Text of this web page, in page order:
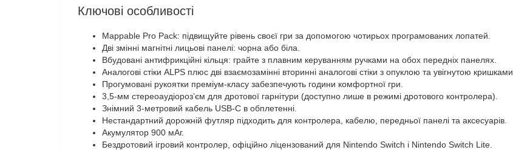
Ключові особливості
Mappable Pro Pack: підвищуйте рівень своєї гри за допомогою чотирьох програмованих лопатей.
Дві змінні магнітні лицьові панелі: чорна або біла.
Вбудовані антифрикційні кільця: грайте з плавним керуванням ручками на обох передніх панелях.
Аналогові стіки ALPS плюс дві взаємозамінні вторинні аналогові стіки з опуклою та увігнутою кришками.
Прогумовані рукоятки преміум-класу забезпечують години комфортної гри.
3,5-мм стереоаудіороз’єм для дротової гарнітури (доступно лише в режимі дротового контролера).
Знімний 3-метровий кабель USB-C в обплетенні.
Нестандартний дорожній футляр підходить для контролера, кабелю, передньої панелі та аксесуарів.
Акумулятор 900 мАг.
Бездротовий ігровий контролер, офіційно ліцензований для Nintendo Switch і Nintendo Switch Lite.